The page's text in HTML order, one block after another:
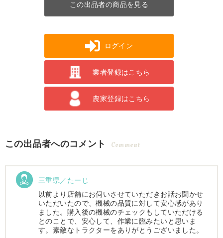
この出品者の商品を見る
ログイン
業者登録はこちら
農家登録はこちら
この出品者へのコメント Comment
三重県／たーじ
以前より店舗にお伺いさせていただきお話お聞かせ
いただいたので、機械の品質に対して安心感があり
ました。購入後の機械のチェックもしていただける
とのことで、安心して、作業に臨みたいと思いま
す。素敵なトラクターをありがとうございました。